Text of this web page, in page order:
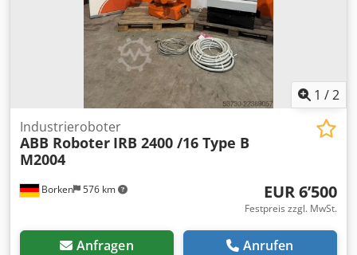
1 /2
Borken 576 km
Industrieroboter
ABB Roboter IRB 2400 /16 Type B
M2004
EUR 6’500
Festpreis zzgl. MwSt.
Anfragen Anrufen